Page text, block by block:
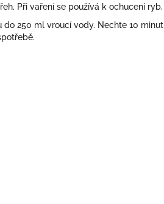
Při vaření se používá k ochucení
250 ml vroucí vody. Nechte 10